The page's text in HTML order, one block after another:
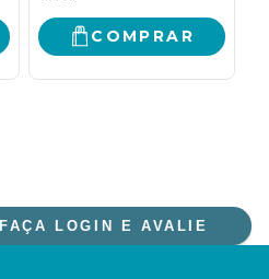
COMPRAR
FAÇA LOGIN E AVALIE